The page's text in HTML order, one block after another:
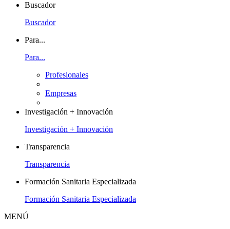
Buscador
Buscador
Para...
Para...
Profesionales
Empresas
Investigación + Innovación
Investigación + Innovación
Transparencia
Transparencia
Formación Sanitaria Especializada
Formación Sanitaria Especializada
MENÚ